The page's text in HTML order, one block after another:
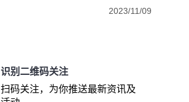
2023/11/09
识别二维码关注
扫码关注，为你推送最新资讯及